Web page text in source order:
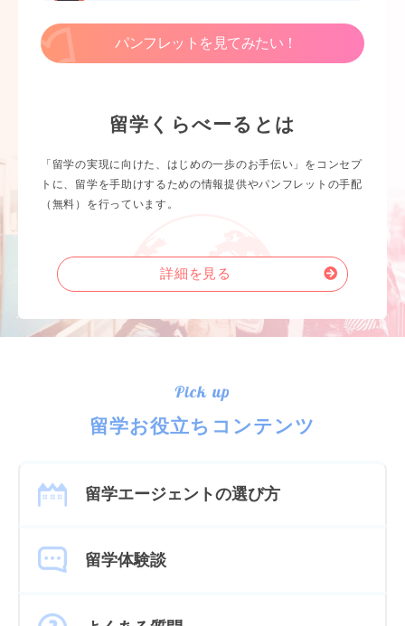
パンフレットを見てみたい！
留学くらべーるとは
「留学の実現に向けた、はじめの一歩のお手伝い」をコンセプ
トに、留学を手助けするための情報提供やパンフレットの手配
（無料）を行っています。
詳細を見る
Pick up
留学お役立ちコンテンツ
留学エージェントの選び方
留学体験談